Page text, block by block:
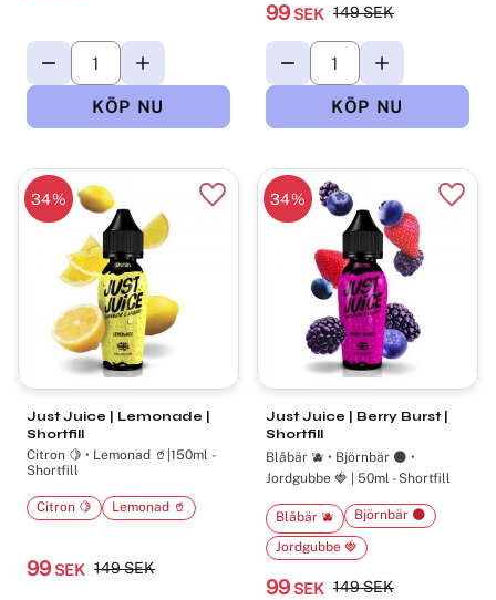
99 SEK 149SEK
Just Juice | Lemonade |
Shortfill
Citron 🍋 • Lemonad 🥤|150ml -
Shortfill
99 SEK 149SEK
Citron 🍋 Lemonad 🥤
34% Lägg till i favoriter
Just Juice | Berry Burst |
Shortfill
Blåbär 🫐 • Björnbär 🌑 •
Jordgubbe 🍓 | 50ml - Shortfill
99 SEK 149SEK
Blåbär 🫐 Björnbär 🌑
Jordgubbe 🍓
34%